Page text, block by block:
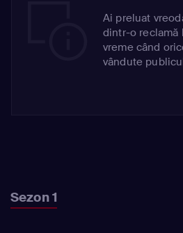
Ai preluat
dintr-o reclamă
vreme când
vândute
Sezon 1